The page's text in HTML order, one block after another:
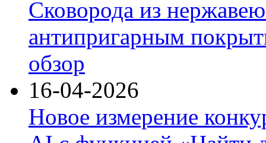
Сковорода из
антипригарным
обзор
16-04-2026
Новое измерение